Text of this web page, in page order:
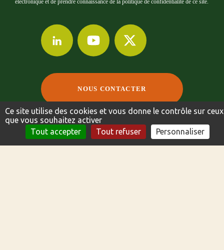
NOUS CONTACTER FICHE TECHNIQUE
électronique et de prendre connaissance de la politique de confidentialité de ce site.
NOUS CONTACTER
Ce site utilise des cookies et vous donne le contrôle sur ceux
que vous souhaitez activer
Tout accepter
Tout refuser Personnaliser